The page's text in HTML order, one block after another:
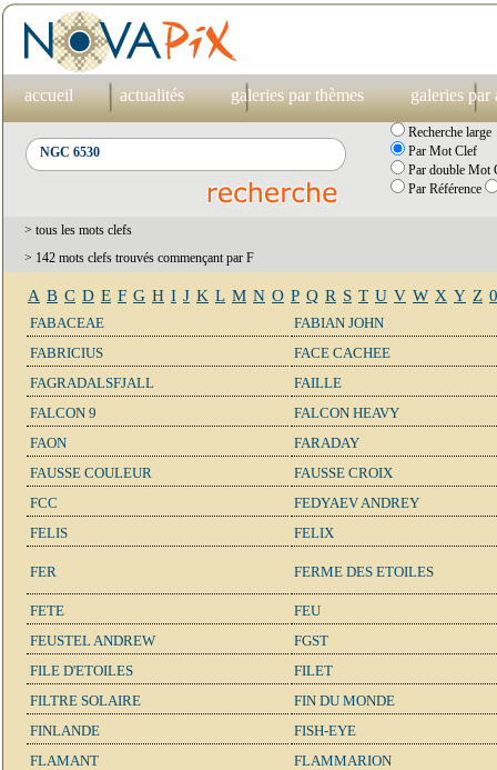
accueil actualités galeries par thèmes galeries par
Recherche large
Par Mot Clef
Par double Mot
Par Référence
> tous les mots clefs
> 142 mots clefs trouvés commençant par F
A B C D E F G H I J K L M N O P Q R S T U V W X Y Z 0
FABACEAE
FABIAN JOHN
FABRICIUS
FACE CACHEE
FAGRADALSFJALL
FAILLE
FALCON 9
FALCON HEAVY
FAON
FARADAY
FAUSSE COULEUR
FAUSSE CROIX
FCC
FEDYAEV ANDREY
FELIS
FELIX
FER FERME DES ETOILES
FETE
FEU
FEUSTEL ANDREW
FGST
FILE D'ETOILES
FILET
FILTRE SOLAIRE
FIN DU MONDE
FINLANDE
FISH-EYE
FLAMANT
FLAMMARION